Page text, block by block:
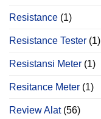
Resistance (1)
Resistance Tester (1)
Resistansi Meter (1)
Resitance Meter (1)
Review Alat(56)